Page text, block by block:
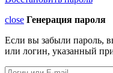
close Генерация пароля
Если вы забыли пароль,
или логин, указанный